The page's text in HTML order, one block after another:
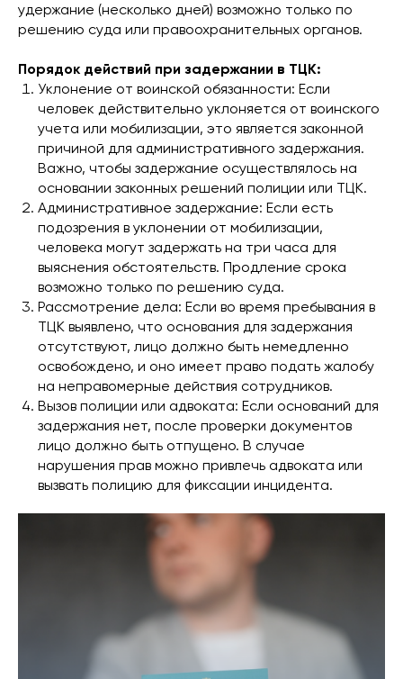
удержание (несколько дней) возможно только по
решению суда или правоохранительных органов.
Порядок действий при задержании в ТЦК:
Уклонение от воинской обязанности: Если
человек действительно уклоняется от воинского
учета или мобилизации, это является законной
причиной для административного задержания.
Важно, чтобы задержание осуществлялось на
основании законных решений полиции или ТЦК.
Административное задержание: Если есть
подозрения в уклонении от мобилизации,
человека могут задержать на три часа для
выяснения обстоятельств. Продление срока
возможно только по решению суда.
Рассмотрение дела: Если во время пребывания в
ТЦК выявлено, что основания для задержания
отсутствуют, лицо должно быть немедленно
освобождено, и оно имеет право подать жалобу
на неправомерные действия сотрудников.
Вызов полиции или адвоката: Если оснований для
задержания нет, после проверки документов
лицо должно быть отпущено. В случае
нарушения прав можно привлечь адвоката или
вызвать полицию для фиксации инцидента.